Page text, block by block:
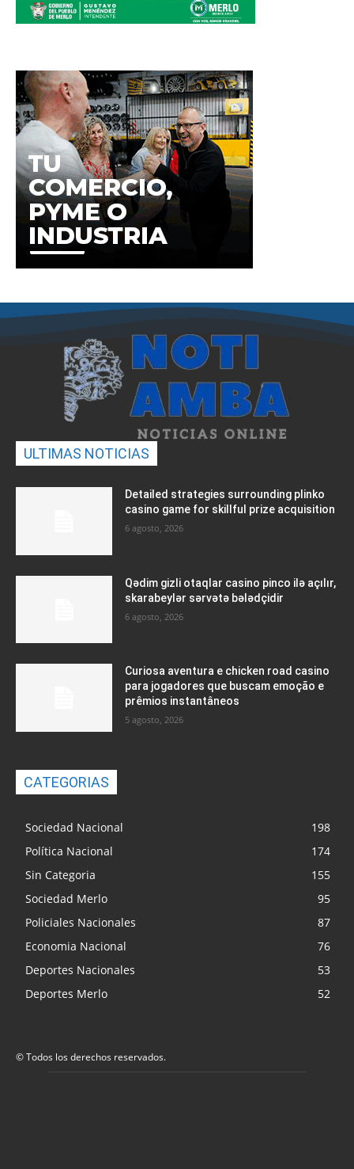
ULTIMAS NOTICIAS
Detailed strategies surrounding plinko
casino game for skillful prize acquisition
6 agosto, 2026
Qədim gizli otaqlar casino pinco ilə açılır,
skarabeylər sərvətə bələdçidir
6 agosto, 2026
Curiosa aventura e chicken road casino
para jogadores que buscam emoção e
prêmios instantâneos
5 agosto, 2026
CATEGORIAS
Sociedad Nacional
198
Política Nacional
174
Sin Categoria
155
Sociedad Merlo
95
Policiales Nacionales
87
Economia Nacional
76
Deportes Nacionales
53
Deportes Merlo
52
© Todos los derechos reservados.